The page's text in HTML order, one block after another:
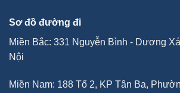
Sơ đồ đường đi
Miền Bắc: 331 Nguyễn Bình - Dương
Nội
Miền Nam: 188 Tổ 2, KP Tân Ba,